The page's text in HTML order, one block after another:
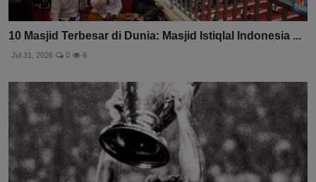
10 Masjid Terbesar di Dunia: Masjid Istiqlal Indonesia ...
Jul 31, 2026 0 6